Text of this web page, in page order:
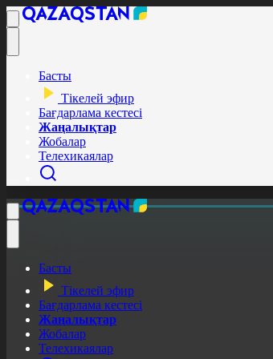
Басты
Тікелей эфир
Бағдарлама кестесі
Жаңалықтар
Жобалар
Телехикаялар
Басты
Тікелей эфир
Бағдарлама кестесі
Жаңалықтар
Жобалар
Телехикаялар